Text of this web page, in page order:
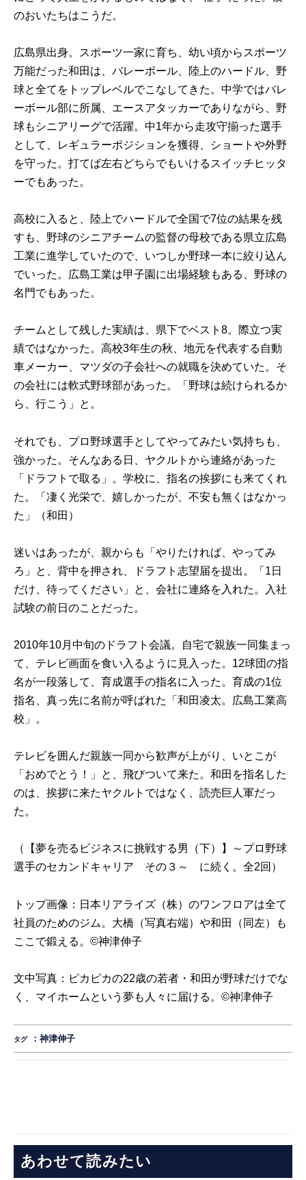
のおいたちはこうだ。
広島県出身。スポーツ一家に育ち、幼い頃からスポーツ
万能だった和田は、バレーボール、陸上のハードル、野
球と全てをトップレベルでこなしてきた。中学ではバレ
ーボール部に所属、エースアタッカーでありながら、野
球もシニアリーグで活躍。中1年から走攻守揃った選手
として、レギュラーポジションを獲得、ショートや外野
を守った。打てば左右どちらでもいけるスイッチヒッタ
ーでもあった。
高校に入ると、陸上でハードルで全国で7位の結果を残
すも、野球のシニアチームの監督の母校である県立広島
工業に進学していたので、いつしか野球一本に絞り込ん
でいった。広島工業は甲子園に出場経験もある、野球の
名門でもあった。
チームとして残した実績は、県下でベスト8。際立つ実
績ではなかった。高校3年生の秋、地元を代表する自動
車メーカー、マツダの子会社への就職を決めていた。そ
の会社には軟式野球部があった。「野球は続けられるか
ら、行こう」と。
それでも、プロ野球選手としてやってみたい気持ちも、
強かった。そんなある日、ヤクルトから連絡があった
「ドラフトで取る」。学校に、指名の挨拶にも来てくれ
た。「凄く光栄で、嬉しかったが、不安も無くはなかっ
た」（和田）
迷いはあったが、親からも「やりたければ、やってみ
ろ」と、背中を押され、ドラフト志望届を提出。「1日
だけ、待ってください」と、会社に連絡を入れた。入社
試験の前日のことだった。
2010年10月中旬のドラフト会議。自宅で親族一同集まっ
て、テレビ画面を食い入るように見入った。12球団の指
名が一段落して、育成選手の指名に入った。育成の1位
指名、真っ先に名前が呼ばれた「和田凌太。広島工業高
校」。
テレビを囲んだ親族一同から歓声が上がり、いとこが
「おめでとう！」と、飛びついて来た。和田を指名した
のは、挨拶に来たヤクルトではなく、読売巨人軍だっ
た。
（
【夢を売るビジネスに挑戦する男（下）】～プロ野球
選手のセカンドキャリア その３～
に続く。全2回）
トップ画像：日本リアライズ（株）のワンフロアは全て
社員のためのジム。大橋（写真右端）や和田（同左）も
ここで鍛える。©神津伸子
文中写真：ピカピカの22歳の若者・和田が野球だけでな
く、マイホームという夢も人々に届ける。©神津伸子
タグ ：神津伸子
あわせて読みたい